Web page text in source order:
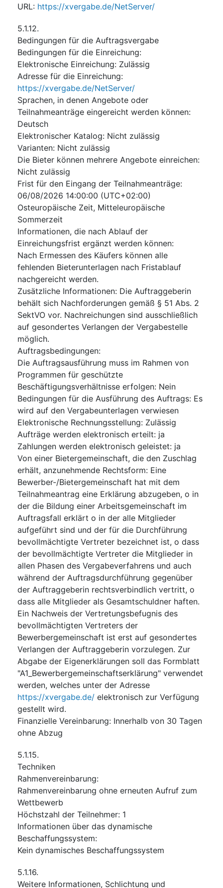
URL: https://xvergabe.de/NetServer/
5.1.12.
Bedingungen für die Auftragsvergabe
Bedingungen für die Einreichung:
Elektronische Einreichung: Zulässig
Adresse für die Einreichung:
https://xvergabe.de/NetServer/
Sprachen, in denen Angebote oder
Teilnahmeanträge eingereicht werden können:
Deutsch
Elektronischer Katalog: Nicht zulässig
Varianten: Nicht zulässig
Die Bieter können mehrere Angebote einreichen:
Nicht zulässig
Frist für den Eingang der Teilnahmeanträge:
06/08/2026 14:00:00 (UTC+02:00)
Osteuropäische Zeit, Mitteleuropäische
Sommerzeit
Informationen, die nach Ablauf der
Einreichungsfrist ergänzt werden können:
Nach Ermessen des Käufers können alle
fehlenden Bieterunterlagen nach Fristablauf
nachgereicht werden.
Zusätzliche Informationen: Die Auftraggeberin
behält sich Nachforderungen gemäß § 51 Abs. 2
SektVO vor. Nachreichungen sind ausschließlich
auf gesondertes Verlangen der Vergabestelle
möglich.
Auftragsbedingungen:
Die Auftragsausführung muss im Rahmen von
Programmen für geschützte
Beschäftigungsverhältnisse erfolgen: Nein
Bedingungen für die Ausführung des Auftrags: Es
wird auf den Vergabeunterlagen verwiesen
Elektronische Rechnungsstellung: Zulässig
Aufträge werden elektronisch erteilt: ja
Zahlungen werden elektronisch geleistet: ja
Von einer Bietergemeinschaft, die den Zuschlag
erhält, anzunehmende Rechtsform: Eine
Bewerber-/Bietergemeinschaft hat mit dem
Teilnahmeantrag eine Erklärung abzugeben, o in
der die Bildung einer Arbeitsgemeinschaft im
Auftragsfall erklärt o in der alle Mitglieder
aufgeführt sind und der für die Durchführung
bevollmächtigte Vertreter bezeichnet ist, o dass
der bevollmächtigte Vertreter die Mitglieder in
allen Phasen des Vergabeverfahrens und auch
während der Auftragsdurchführung gegenüber
der Auftraggeberin rechtsverbindlich vertritt, o
dass alle Mitglieder als Gesamtschuldner haften.
Ein Nachweis der Vertretungsbefugnis des
bevollmächtigten Vertreters der
Bewerbergemeinschaft ist erst auf gesondertes
Verlangen der Auftraggeberin vorzulegen. Zur
Abgabe der Eigenerklärungen soll das Formblatt
"A1_Bewerbergemeinschaftserklärung" verwendet
werden, welches unter der Adresse
https://xvergabe.de/ elektronisch zur Verfügung
gestellt wird.
Finanzielle Vereinbarung: Innerhalb von 30 Tagen
ohne Abzug
5.1.15.
Techniken
Rahmenvereinbarung:
Rahmenvereinbarung ohne erneuten Aufruf zum
Wettbewerb
Höchstzahl der Teilnehmer: 1
Informationen über das dynamische
Beschaffungssystem:
Kein dynamisches Beschaffungssystem
5.1.16.
Weitere Informationen, Schlichtung und